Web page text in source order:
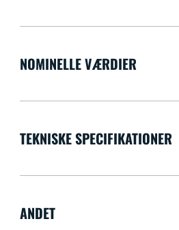
NOMINELLE VÆRDIER
TEKNISKE SPECIFIKATIONER
ANDET